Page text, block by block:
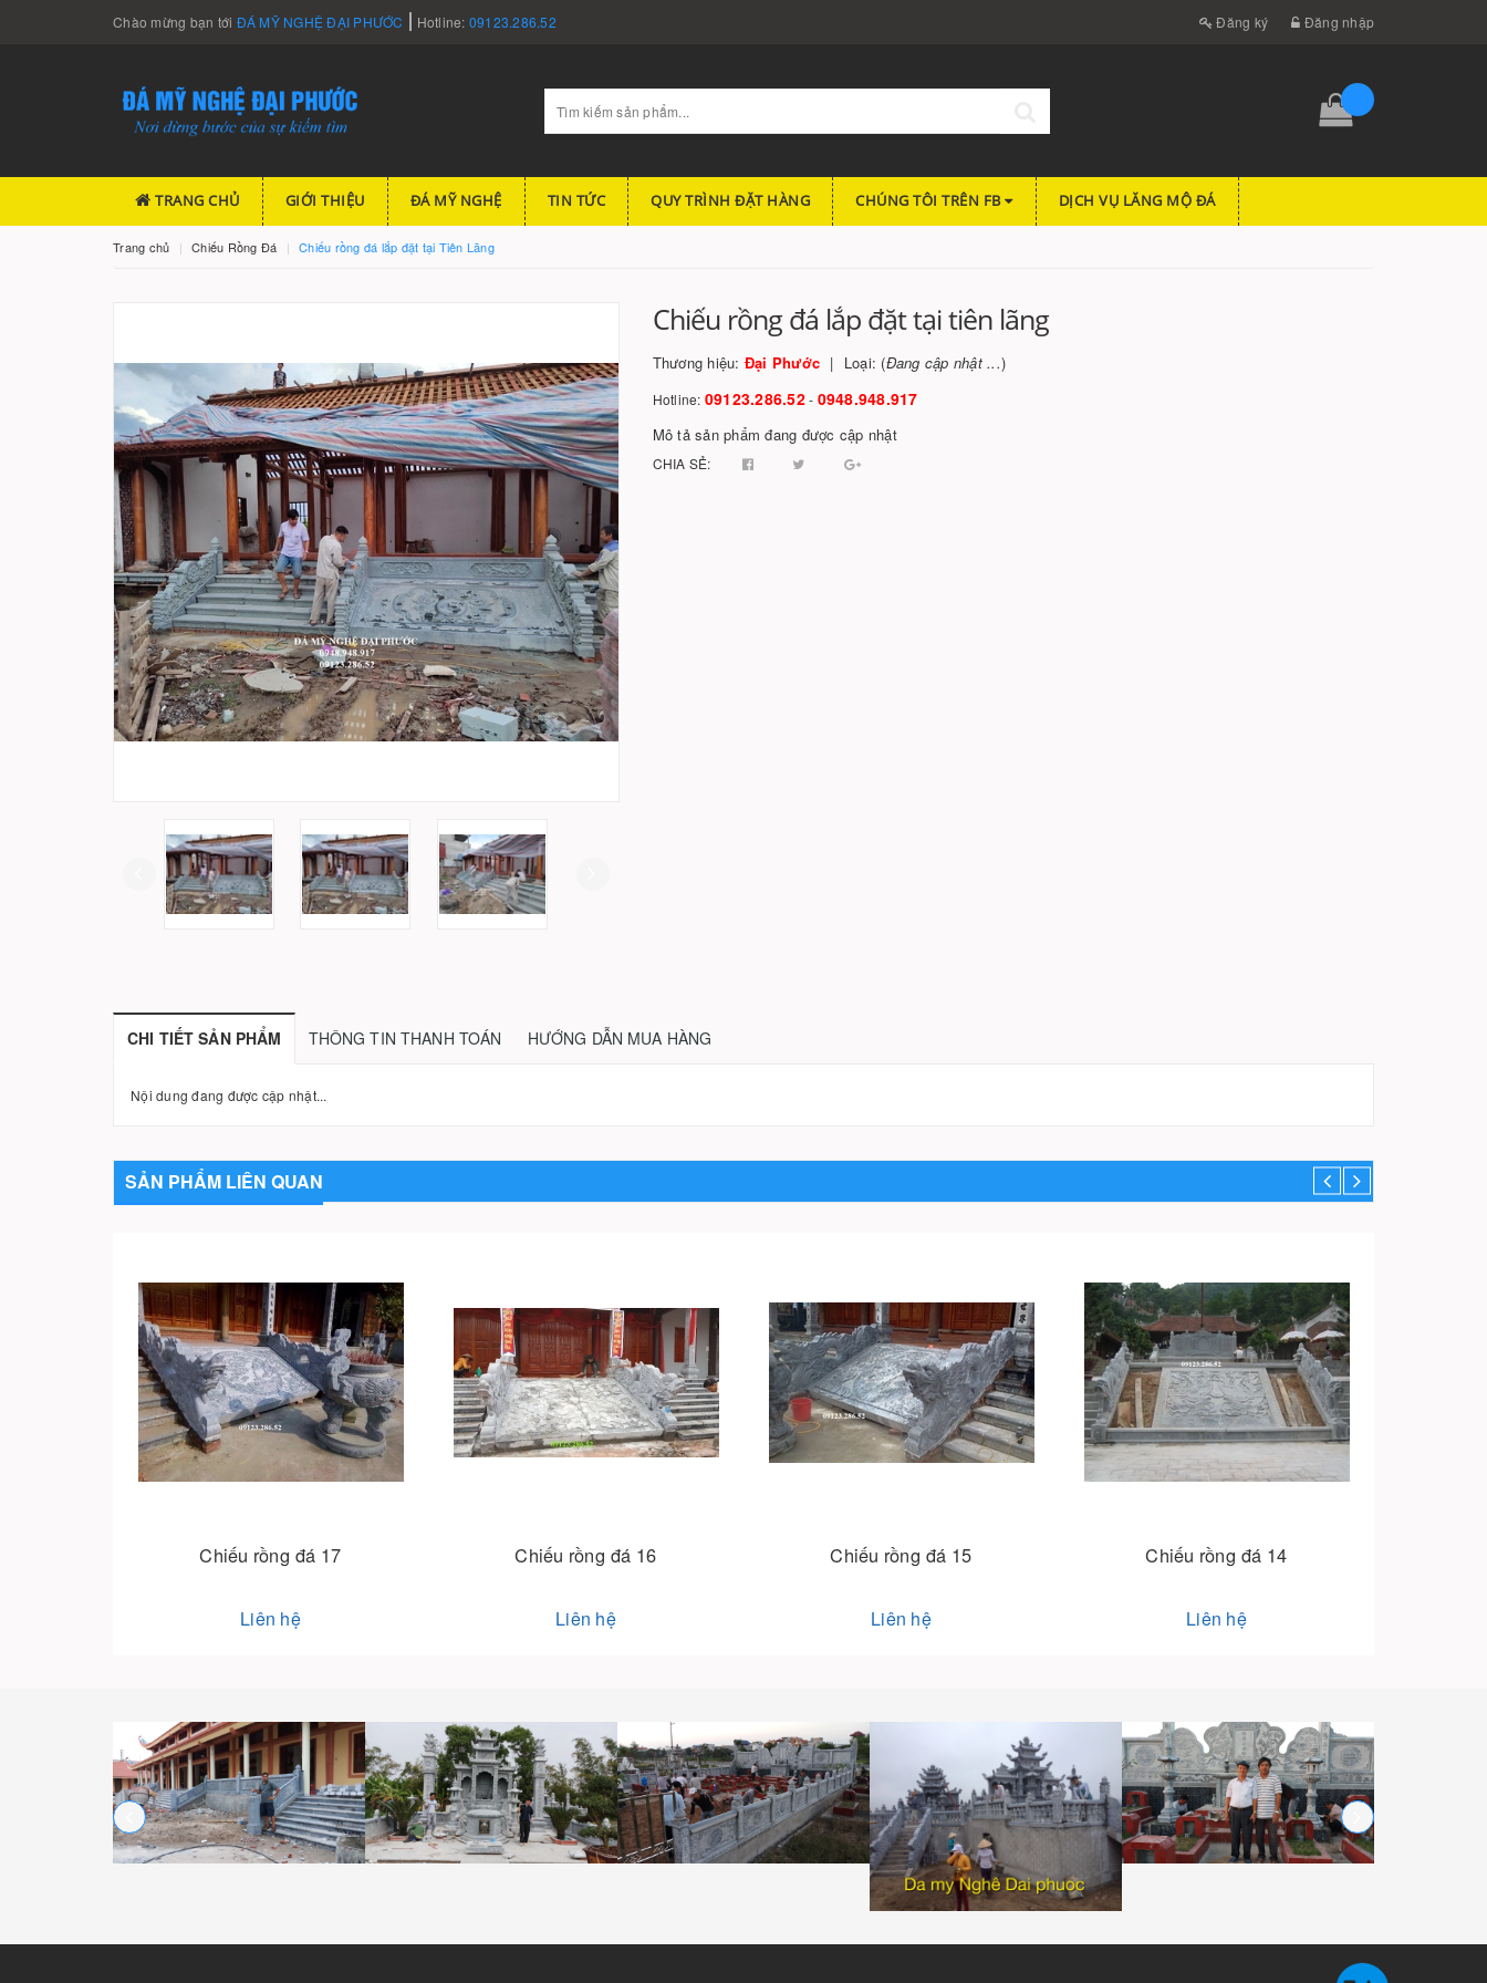
Chào mừng bạn tới ĐÁ MỸ NGHỆ ĐẠI PHƯỚC Hotline: 09123.286.52 Đăng ký Đăng nhập
TRANG CHỦ GIỚI THIỆU ĐÁ MỸ NGHỆ TIN TỨC QUY TRÌNH ĐẶT HÀNG CHÚNG TÔI TRÊN FB DỊCH VỤ LĂNG MỘ ĐÁ
Trang chủ Chiếu Rồng Đá Chiếu rồng đá lắp đặt tại Tiên Lãng
Chiếu rồng đá lắp đặt tại tiên lãng
Thương hiệu: Đại Phước Loại: (Đang cập nhật ...)
Hotline: 09123.286.52- 0948.948.917
Mô tả sản phẩm đang được cập nhật
CHIA SẺ:
CHI TIẾT SẢN PHẨM THÔNG TIN THANH TOÁN HƯỚNG DẪN MUA HÀNG
Nội dung đang được cập nhật...
SẢN PHẨM LIÊN QUAN
Chiếu rồng đá 16 Chiếu rồng đá 15 Chiếu rồng đá 14 Chiếu rồng đá 13